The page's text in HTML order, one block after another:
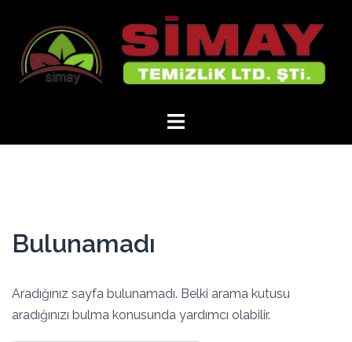
Bulunamadı
Aradığınız sayfa bulunamadı. Belki arama kutusu
aradığınızı bulma konusunda yardımcı olabilir.